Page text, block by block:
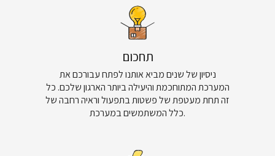
תחכום
ניסיון של שנים מביא אותנו לפתח עבורכם את
המערכת המתוחכמת והיעילה ביותר הארגון שלכם. כל
זה תחת מעטפת של פשטות בתפעול וראיה רחבה של
כלל המשתמשים במערכת.